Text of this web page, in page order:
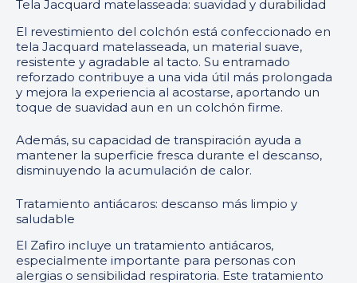
Tela Jacquard matelasseada: suavidad y durabilidad
El revestimiento del colchón está confeccionado en
tela Jacquard matelasseada, un material suave,
resistente y agradable al tacto. Su entramado
reforzado contribuye a una vida útil más prolongada
y mejora la experiencia al acostarse, aportando un
toque de suavidad aun en un colchón firme.
Además, su capacidad de transpiración ayuda a
mantener la superficie fresca durante el descanso,
disminuyendo la acumulación de calor.
Tratamiento antiácaros: descanso más limpio y
saludable
El Zafiro incluye un tratamiento antiácaros,
especialmente importante para personas con
alergias o sensibilidad respiratoria. Este tratamiento